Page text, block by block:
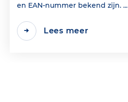
en EAN‑nummer bekend zijn. ...
Lees meer